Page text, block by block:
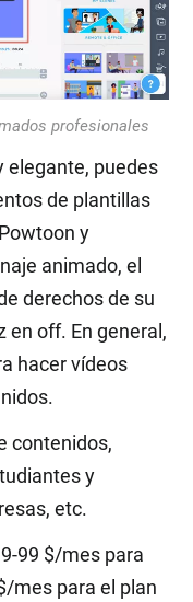
profesionales
elegante, puedes
de plantillas
y
animado, el
derechos de su
en off. En general,
hacer vídeos
contenidos,
y
etc.
99 $/mes para
mes para el plan